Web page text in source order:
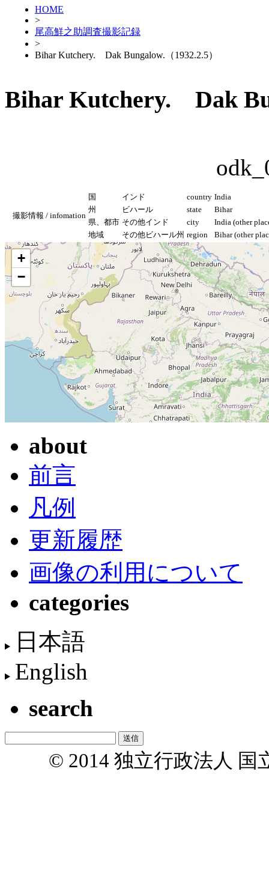
HOME
>
尾高鮮之助調査撮影記録
>
Bihar Kutchery. Dak Bungalow.（1932.2.5）
Bihar Kutchery. Dak
撮影情報 / infomation
国 インド country India
州
ビハール state
Bihar
県、都市 その他インド city
India (other
地域
その他ビハール州 region Bihar (other
+
−
about
前言
凡例
更新履歴
画像の利用について
categories
日本語
English
search
© 2014 独立行政法人 国